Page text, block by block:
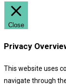
Close
Privacy
This website uses
navigate through